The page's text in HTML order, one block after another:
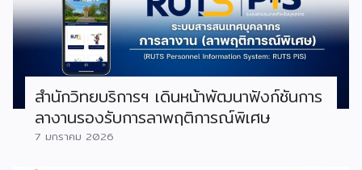
สำนักวิทยบริการฯ เดินหน้าพัฒนาฟังก์ชันการ
ลางานรองรับการลาพฤติการณ์พิเศษ
7 มกราคม 2026